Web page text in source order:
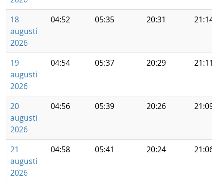
18
augusti
2026
04:52 05:35 20:31 21:14
19
augusti
2026
04:54 05:37 20:29 21:11
20
augusti
2026
04:56 05:39 20:26 21:09
21
augusti
2026
04:58 05:41 20:24 21:06